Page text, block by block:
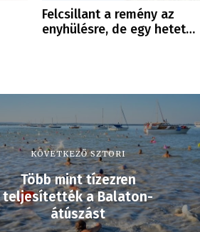
Felcsillant a remény az
enyhülésre, de egy hetet…
KÖVETKEZŐ SZTORI
Több mint tízezren
teljesítették a Balaton-
átúszást